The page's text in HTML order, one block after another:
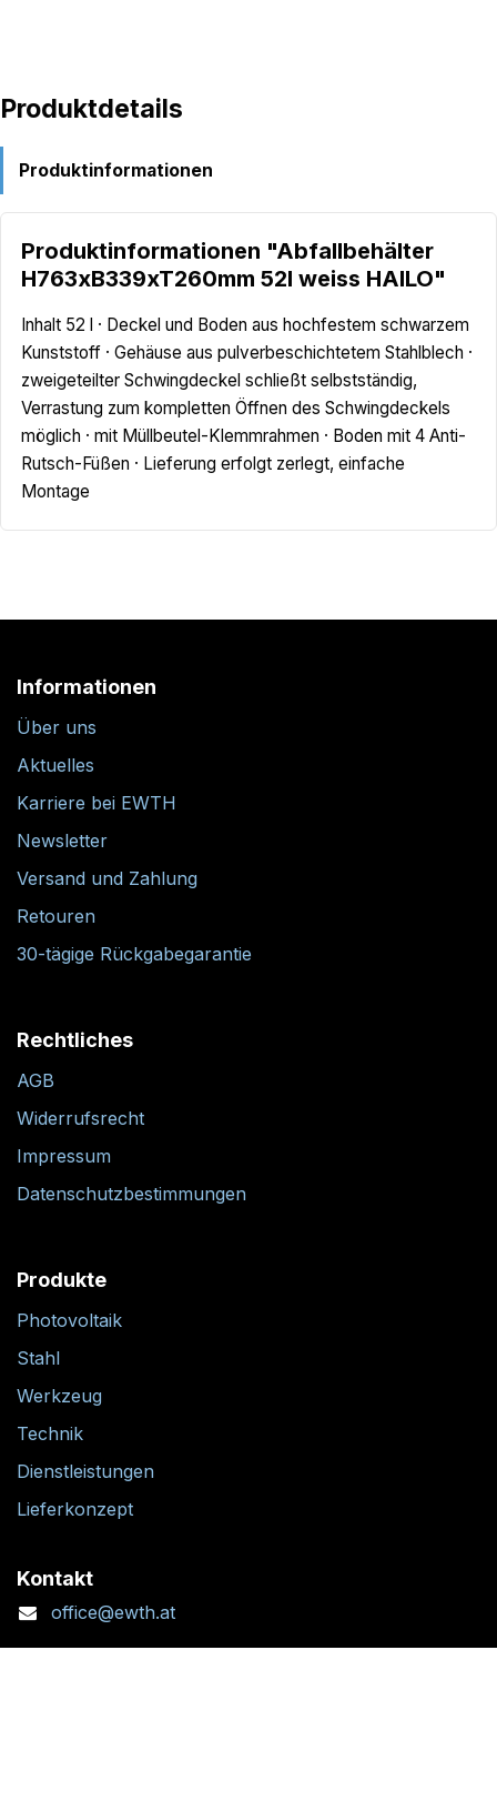
Produktdetails
Produktinformationen
Produktinformationen "Abfallbehälter
H763xB339xT260mm 52l weiss HAILO"
Inhalt 52 l · Deckel und Boden aus hochfestem schwarzem
Kunststoff · Gehäuse aus pulverbeschichtetem Stahlblech ·
zweigeteilter Schwingdeckel schließt selbstständig,
Verrastung zum kompletten Öffnen des Schwingdeckels
möglich · mit Müllbeutel-Klemmrahmen · Boden mit 4 Anti-
Rutsch-Füßen · Lieferung erfolgt zerlegt, einfache
Montage
Informationen
Über uns
Aktuelles
Karriere bei EWTH
Newsletter
Versand und Zahlung
Retouren
30-tägige Rückgabegarantie
Rechtliches
AGB
Widerrufsrecht
Impressum
Datenschutzbestimmungen
Produkte
Photovoltaik
Stahl
Werkzeug
Technik
Dienstleistungen
Lieferkonzept
Kontakt
office@ewth.at